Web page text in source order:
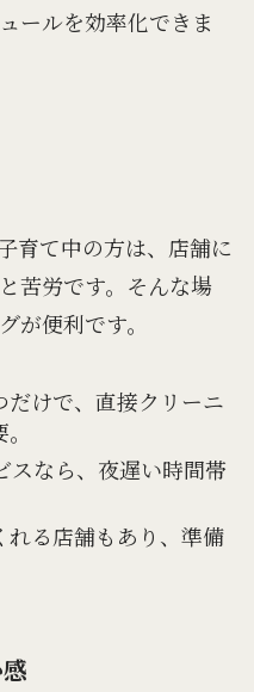
ールを効率化できま
育て中の方は、店舗に
苦労です。そんな場
が便利です。
だけで、直接クリーニ
スなら、夜遅い時間帯
れる店舗もあり、準備